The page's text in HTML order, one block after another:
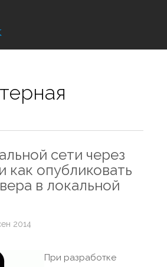
сети через
как опубликовать
в локальной
2014
При разработке